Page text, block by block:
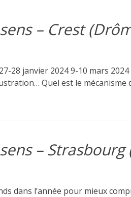
– Crest
28 janvier 2024 9-10 mars
Quel est le mécanisme
–
dans l’année pour mieux